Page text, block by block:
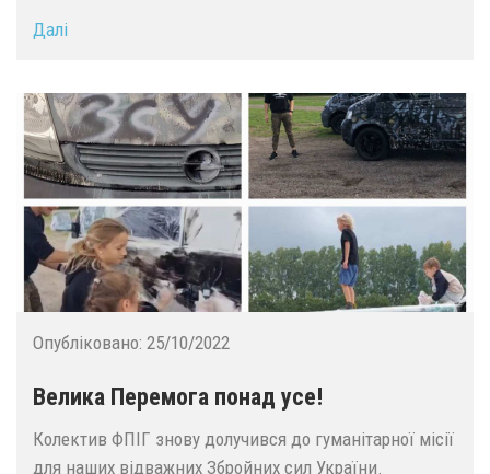
Далі
Опубліковано: 25/10/2022
Велика Перемога понад усе!
Колектив ФПІГ знову долучився до гуманітарної місії
для наших відважних Збройних сил України.